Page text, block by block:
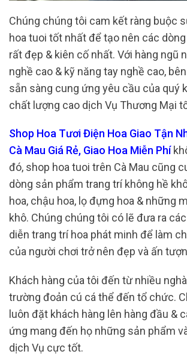
Chúng chúng tôi cam kết ràng buộc
hoa tuoi tốt nhất để tạo nên các
rất đẹp & kiên cố nhất. Với hàng ngũ
nghề cao & kỹ năng tay nghề cao,
sẵn sàng cung ứng yêu cầu của quý
chất lượng cao dịch Vụ Thương Mại
Shop Hoa Tươi Điện Hoa Giao Tận
Cà Mau Giá Rẻ, Giao Hoa Miễn Phí
đó, shop hoa tuoi trên Cà Mau cũng
dòng sản phẩm trang trí không hề
hoa, chậu hoa, lọ đựng hoa & những
khô. Chúng chúng tôi có lẽ đưa ra
diễn trang trí hoa phát minh để làm
của người chơi trở nên đẹp và ấn
Khách hàng của tôi đến từ nhiều
trường đoản cú cá thể đến tổ chức.
luôn đặt khách hàng lên hàng đầu &
ứng mang đến họ những sản phẩm
dịch Vụ cực tốt.